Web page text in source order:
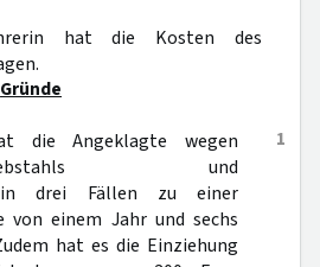
hat die Kosten des
Gründe
1
die Angeklagte wegen
und
in drei Fällen zu einer
von einem Jahr und sechs
hat es die Einziehung